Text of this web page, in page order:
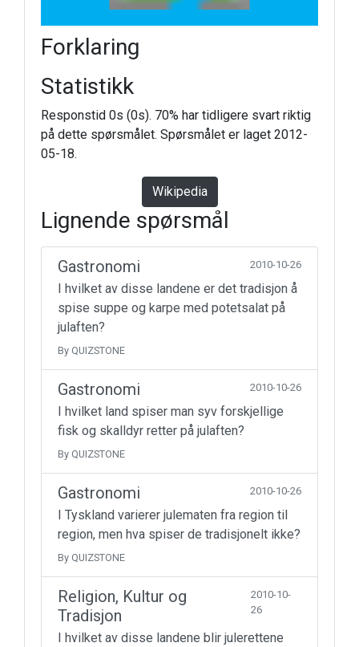
Forklaring
Statistikk
Responstid 0s (0s). 70% har tidligere svart riktig
på dette spørsmålet. Spørsmålet er laget 2012-
05-18.
Wikipedia
Lignende spørsmål
Gastronomi 2010-10-26
I hvilket av disse landene er det tradisjon å
spise suppe og karpe med potetsalat på
julaften?
By QUIZSTONE
Gastronomi 2010-10-26
I hvilket land spiser man syv forskjellige
fisk og skalldyr retter på julaften?
By QUIZSTONE
Gastronomi 2010-10-26
I Tyskland varierer julematen fra region til
region, men hva spiser de tradisjonelt ikke?
By QUIZSTONE
Religion, Kultur og
Tradisjon
2010-10-
26
I hvilket av disse landene blir julerettene